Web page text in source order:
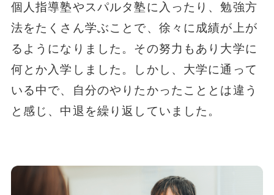
個人指導塾やスパルタ塾に入ったり、勉強方
法をたくさん学ぶことで、徐々に成績が上が
るようになりました。その努力もあり大学に
何とか入学しました。しかし、大学に通って
いる中で、自分のやりたかったこととは違う
と感じ、中退を繰り返していました。